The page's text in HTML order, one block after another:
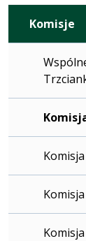
Komisje